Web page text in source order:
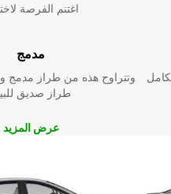
اغتنم الفرصة
مدمج
وتتراوح هذه من طراز مدمج
طراز صديق
عرض المزيد